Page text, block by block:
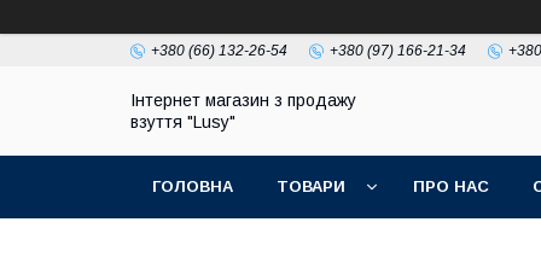
+380 (66) 132-26-54 +380 (97) 166-21-34
Інтернет магазин з продажу
взуття "Lusy"
ГОЛОВНА ТОВАРИ ПРО НАС